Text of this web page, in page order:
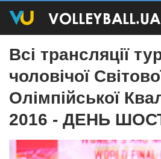
Всі трансляції
чоловічої
Олімпійської
2016 - ДЕНЬ